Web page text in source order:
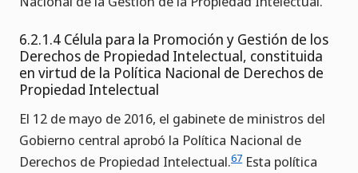
6.2.1.4 Célula para la Promoción y Gestión de los
Derechos de Propiedad Intelectual, constituida
en virtud de la Política Nacional de Derechos de
Propiedad Intelectual
El 12 de mayo de 2016, el gabinete de ministros del
Gobierno central aprobó la Política Nacional de
Derechos de Propiedad Intelectual.67 Esta política